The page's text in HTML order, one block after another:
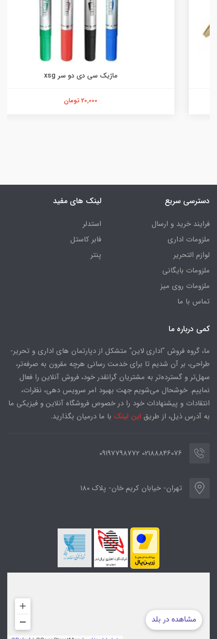
ماژیک سی دی دو سر xsg
دسترسی سریع
فرایند خرید و ارسال
ملزومات اداری
لوازم التحریر
ملزومات بایگانی
ملزومات روی میز
تماس با ما
لینک های مفید
استدلر
فابر کاستل
پنتر
کمی درباره ما
ما، گروه فروش "اداری لاین" متشکل از دپارتمان های اداری و تحریر-
طراحی، بر آن شدیم تا برای خدمت رسانی هرچه مقرون به صرفه‌تر،
سهل‌تر و گسترده‌تر به مشتریان گرانقدر خود، فروش آنلاین را فعال
نماییم. خوشحال می‌شویم جهت بهبود امر سرویس دهی، نظرات،
انتقادات و پیشنهادات خود را در خصوص فروشگاه آنلاین و فیزیکی ما
به آدرس ذیل، از طریق این لینک با ما درمیان بگذارید.
02188846076 09197798772
تهران- خیابان کریم خان- پلاک ۱۸۰